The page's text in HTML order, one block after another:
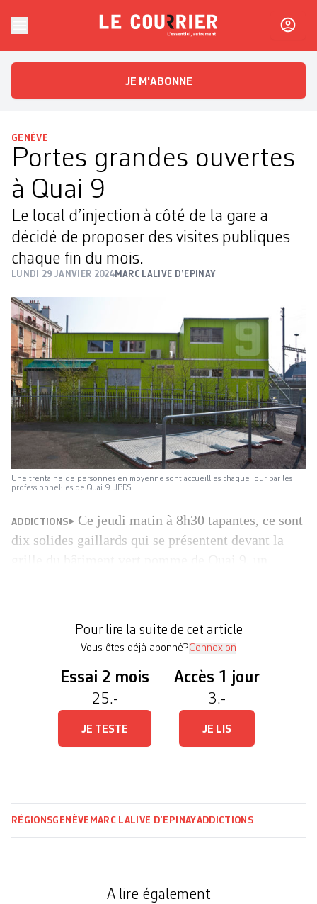
Le CourrierL'essentiel, autrement
JE M'ABONNE
GENÈVE
Portes grandes ouvertes
à Quai 9
Le local d’injection à côté de la gare a
décidé de proposer des visites publiques
chaque fin du mois.
LUNDI 29 JANVIER 2024MARC LALIVE D’EPINAY
Une trentaine de personnes en moyenne sont accueillies chaque jour par les
professionnel·les de Quai 9. JPDS
ADDICTIONS
Ce jeudi matin à 8h30 tapantes, ce sont
dix solides gaillards qui se présentent devant la
formation à l’Université ouvrière de […]
Pour lire la suite de cet article
Vous êtes déjà abonné?Connexion
Essai 2 mois
25.-
JE TESTE
Accès 1 jour
3.-
JE LIS
RÉGIONSGENÈVE MARC LALIVE D’EPINAYADDICTIONS
A lire également